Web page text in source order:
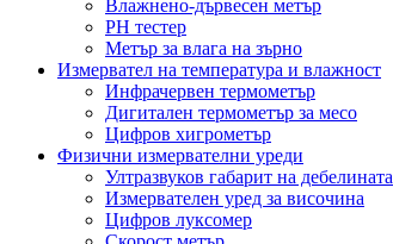
Влажнено-дървесен метър
PH тестер
Метър за влага на зърно
Измервател на температура и влажност
Инфрачервен термометър
Дигитален термометър за месо
Цифров хигрометър
Физични измервателни уреди
Ултразвуков габарит на дебелината
Измервателен уред за височина
Цифров луксомер